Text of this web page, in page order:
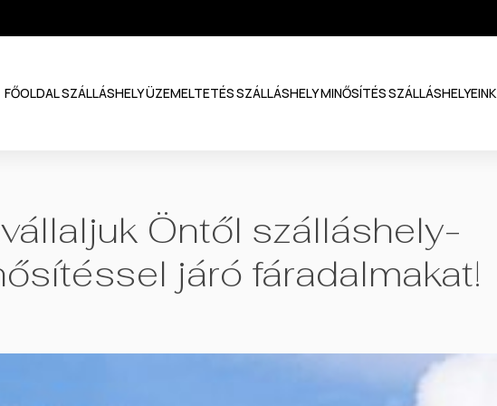
FŐOLDALSZÁLLÁSHELY ÜZEMELTETÉSSZÁLLÁSHELY MINŐSÍTÉSSZÁLLÁSHELYEINK
Öntől szálláshely-
járó fáradalmakat!